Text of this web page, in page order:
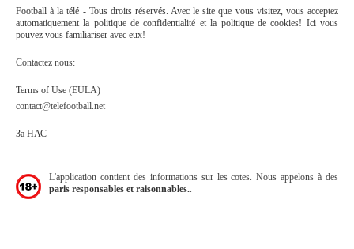
Football à la télé - Tous droits réservés. Avec le site que vous visitez, vous acceptez
automatiquement la politique de confidentialité et la politique de cookies! Ici vous
pouvez vous familiariser avec eux!
Contactez nous:
Terms of Use (EULA)
contact@telefootball.net
За НАС
L'application contient des informations sur les cotes. Nous appelons à des
paris responsables et raisonnables.